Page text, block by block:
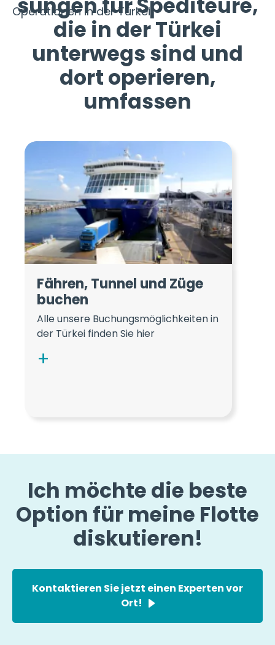
Operationen in der Türkei
sungen für Spediteure,
die in der Türkei
unterwegs sind und
dort operieren,
umfassen
Fähren, Tunnel und Züge
buchen
Alle unsere Buchungsmöglichkeiten in
der Türkei finden Sie hier
Ich möchte die beste
Option für meine Flotte
diskutieren!
Kontaktieren Sie jetzt einen Experten vor
Ort!